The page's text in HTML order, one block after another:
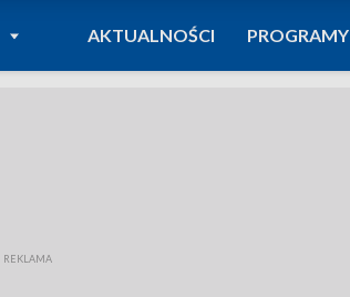
DO
AKTUALNOŚCI PROGRAMY